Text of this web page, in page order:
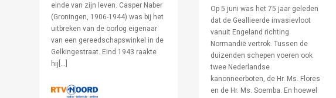
einde van zijn leven. Casper Naber
(Groningen, 1906-1944) was bij het
uitbreken van de oorlog eigenaar
van een gereedschapswinkel in de
Gelkingestraat. Eind 1943 raakte
hij[…]
Op 5 juni was het 75 jaar geleden
dat de Geallieerde invasievloot
vanuit Engeland richting
Normandië vertrok. Tussen de
duizenden schepen voeren ook
twee Nederlandse
kanonneerboten, de Hr. Ms. Flores
en de Hr. Ms. Soemba. En hoewel